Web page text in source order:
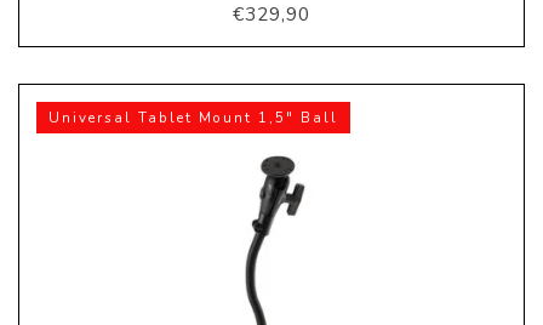
€329,90
Universal Tablet Mount 1,5" Ball